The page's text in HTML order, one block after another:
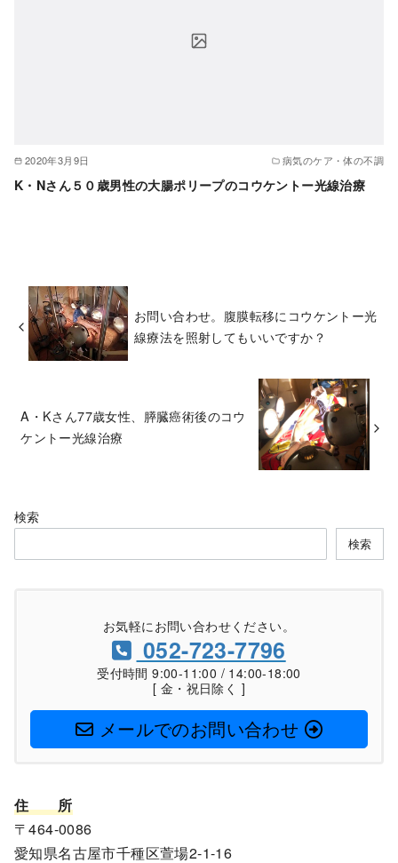
2020年3月9日 病気のケア・体の不調
K・Nさん５０歳男性の大腸ポリープのコウケントー光線治療
お問い合わせ。腹膜転移にコウケントー光
線療法を照射してもいいですか？
A・Kさん77歳女性、膵臓癌術後のコウ
ケントー光線治療
検索
検索
お気軽にお問い合わせください。
052-723-7796
受付時間 9:00-11:00 / 14:00-18:00
[ 金・祝日除く ]
メールでのお問い合わせ
住
所
〒464-0086
愛知県名古屋市千種区萱場2-1-16